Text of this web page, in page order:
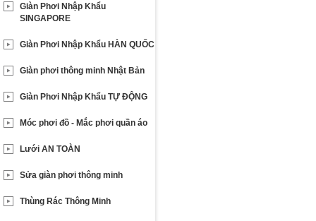
Giàn Phơi Nhập Khẩu
SINGAPORE
Giàn Phơi Nhập Khẩu HÀN QUỐC
Giàn phơi thông minh Nhật Bản
Giàn Phơi Nhập Khẩu TỰ ĐỘNG
Móc phơi đồ - Mắc phơi quần áo
Lưới AN TOÀN
Sửa giàn phơi thông minh
Thùng Rác Thông Minh